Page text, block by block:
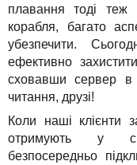
TuchaHosting
Реселінг хостингу
Контакти
Рішення
Для бізнесу
Техпідтримка
Інструкції
FAQ
плавання тоді теж
корабля, багато
убезпечити.
ефективно
сховавши сервер в
читання, друзі!
Коли наші клієнти
отримують у
безпосередньо